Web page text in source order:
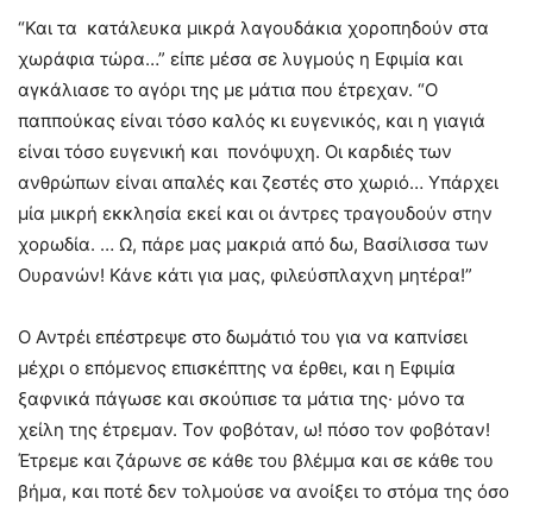
“Και τα κατάλευκα μικρά λαγουδάκια χοροπηδούν στα
χωράφια τώρα…” είπε μέσα σε λυγμούς η Εφιμία και
αγκάλιασε το αγόρι της με μάτια που έτρεχαν. “Ο
παππούκας είναι τόσο καλός κι ευγενικός, και η γιαγιά
είναι τόσο ευγενική και πονόψυχη. Οι καρδιές των
ανθρώπων είναι απαλές και ζεστές στο χωριό… Υπάρχει
μία μικρή εκκλησία εκεί και οι άντρες τραγουδούν στην
χορωδία. … Ω, πάρε μας μακριά από δω, Βασίλισσα των
Ουρανών! Κάνε κάτι για μας, φιλεύσπλαχνη μητέρα!”
Ο Αντρέι επέστρεψε στο δωμάτιό του για να καπνίσει
μέχρι ο επόμενος επισκέπτης να έρθει, και η Εφιμία
ξαφνικά πάγωσε και σκούπισε τα μάτια της· μόνο τα
χείλη της έτρεμαν. Τον φοβόταν, ω! πόσο τον φοβόταν!
Έτρεμε και ζάρωνε σε κάθε του βλέμμα και σε κάθε του
βήμα, και ποτέ δεν τολμούσε να ανοίξει το στόμα της όσο